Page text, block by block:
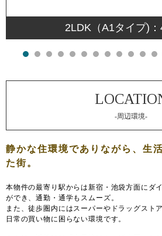
2LDK（A1タイプ)：
-周辺環境-
本物件の最寄り駅からは新宿・池袋方面にダ
ができ、通勤・通学もスムーズ。
また、徒歩圏内にはスーパーやドラッグスト
日常の買い物に困らない環境です。